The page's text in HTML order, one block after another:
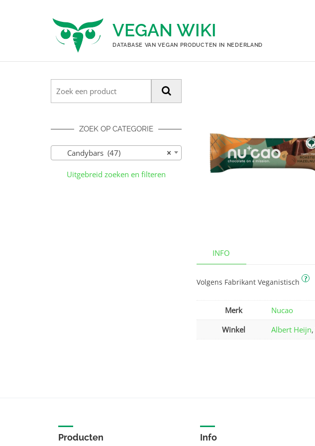
VEGAN WIKI
DATABASE VAN VEGAN PRODUCTEN IN NEDERLAND
INFO
Volgens Fabrikant Veganistisch ?
Merk
Nucao
Winkel
Albert Heijn,
ZOEK OP CATEGORIE
×
Candybars (47)
Uitgebreid zoeken en filteren
Producten Info